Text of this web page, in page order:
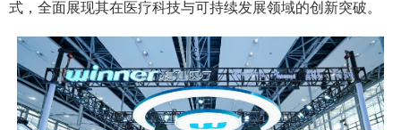
式，全面展现其在医疗科技与可持续发展领域的创新突破。